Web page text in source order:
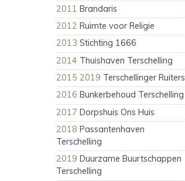
2011 Brandaris
2012 Ruimte voor Religie
2013 Stichting 1666
2014 Thuishaven Terschelling
2015 2019 Terschellinger Ruiters
2016 Bunkerbehoud Terschelling
2017 Dorpshuis Ons Huis
2018 Passantenhaven
Terschelling
2019 Duurzame Buurtschappen
Terschelling